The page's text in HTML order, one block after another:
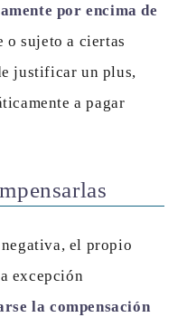
por encima de
o sujeto a ciertas
justificar un plus,
a pagar
el propio
excepción
la compensación